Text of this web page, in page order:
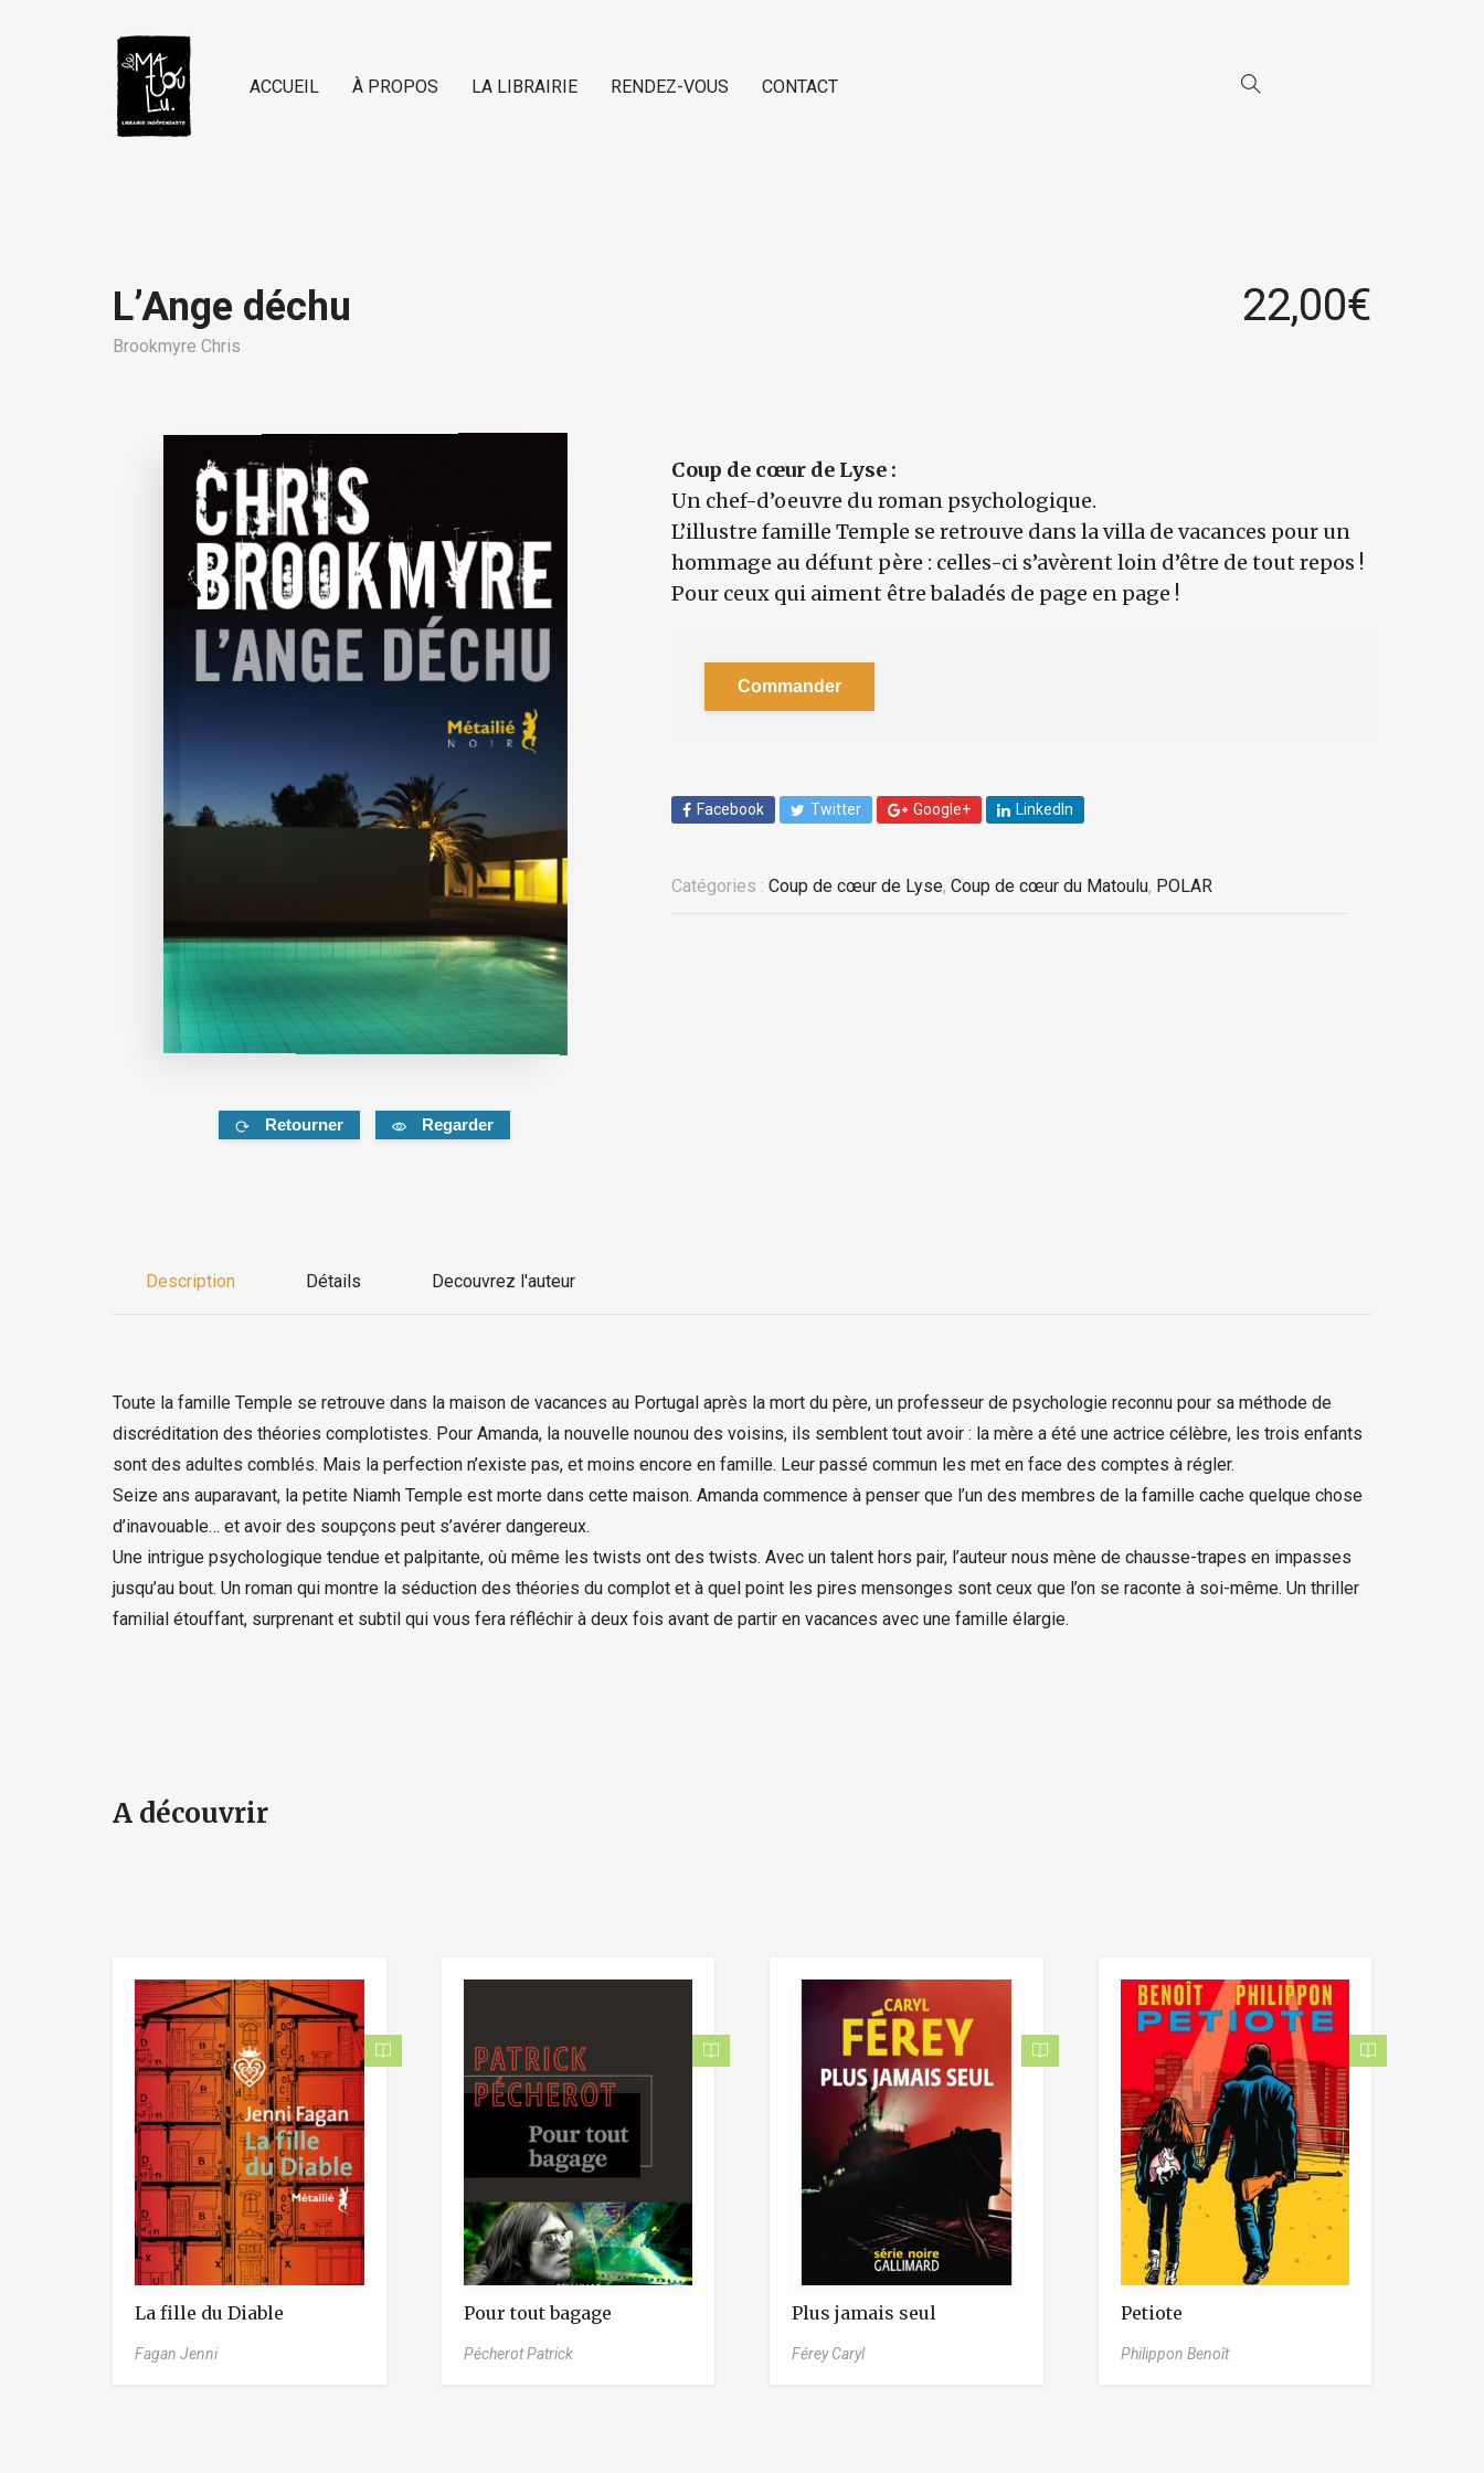
ACCUEIL À PROPOS LA LIBRAIRIE RENDEZ-VOUS CONTACT
L’Ange déchu
Brookmyre Chris
22,00€
Retourner Regarder
Coup de cœur de Lyse :
Un chef-d’oeuvre du roman psychologique.
L’illustre famille Temple se retrouve dans la villa de vacances pour un
hommage au défunt père : celles-ci s’avèrent loin d’être de tout repos !
Pour ceux qui aiment être baladés de page en page !
Commander
Facebook Twitter Google+ LinkedIn
Catégories : Coup de cœur de Lyse, Coup de cœur du Matoulu, POLAR
Description Détails Decouvrez l'auteur
Toute la famille Temple se retrouve dans la maison de vacances au Portugal après la mort du père, un professeur de psychologie reconnu pour sa méthode de
discréditation des théories complotistes. Pour Amanda, la nouvelle nounou des voisins, ils semblent tout avoir : la mère a été une actrice célèbre, les trois enfants
sont des adultes comblés. Mais la perfection n’existe pas, et moins encore en famille. Leur passé commun les met en face des comptes à régler.
Seize ans auparavant, la petite Niamh Temple est morte dans cette maison. Amanda commence à penser que l’un des membres de la famille cache quelque chose
d’inavouable… et avoir des soupçons peut s’avérer dangereux.
Une intrigue psychologique tendue et palpitante, où même les twists ont des twists. Avec un talent hors pair, l’auteur nous mène de chausse-trapes en impasses
jusqu’au bout. Un roman qui montre la séduction des théories du complot et à quel point les pires mensonges sont ceux que l’on se raconte à soi-même. Un thriller
familial étouffant, surprenant et subtil qui vous fera réfléchir à deux fois avant de partir en vacances avec une famille élargie.
A découvrir
La fille du Diable
Fagan Jenni
Pour tout bagage
Pécherot Patrick
Plus jamais seul
Férey Caryl
Petiote
Philippon Benoît